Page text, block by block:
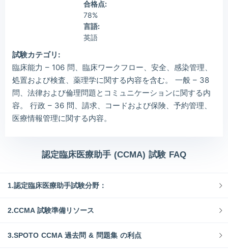
合格点:
78%
言語:
英語
試験カテゴリ:
臨床能力 – 106 問、臨床ワークフロー、安全、感染管理、
処置および検査、薬理学に関する内容を含む。 一般 – 38
問、法律および倫理問題とコミュニケーションに関する内
容。 行政 – 36 問、請求、コードおよび保険、予約管理、
医療情報管理に関する内容。
認定臨床医療助手 (CCMA) 試験 FAQ
1.認定臨床医療助手試験分野：
2.CCMA 試験準備リソース
3.SPOTO CCMA 過去問 & 問題集 の利点